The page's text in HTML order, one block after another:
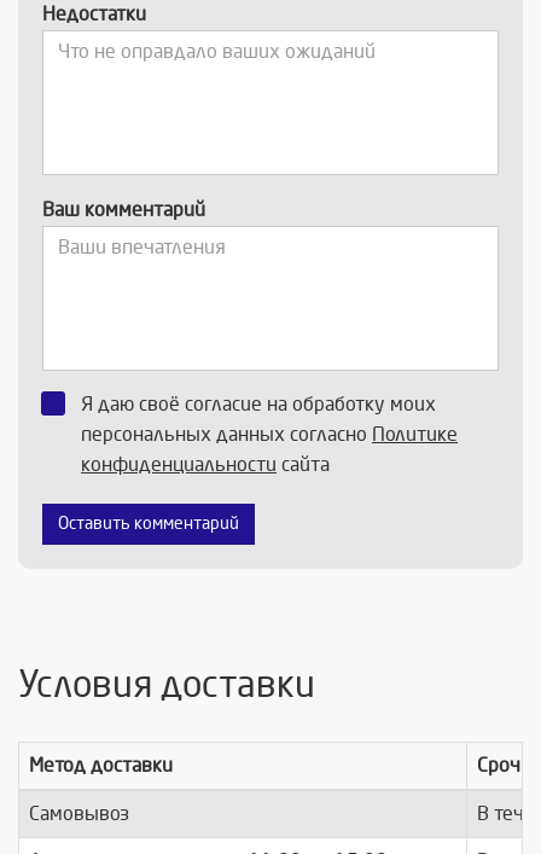
Недостатки
Ваш комментарий
Я даю своё согласие на обработку моих
персональных данных согласно Политике
конфиденциальности сайта
Оставить комментарий
Условия доставки
Метод доставки
Самовывоз В